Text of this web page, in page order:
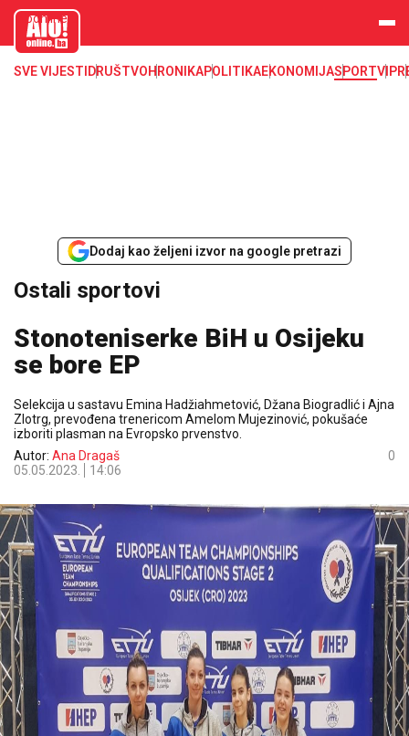
aloonline.b
SVE VIJESTI DRUŠTVOHRONIKAPOLITIKAEKONOMIJASPORTVIP
Dodaj kao željeni izvor na google pretrazi
Ostali sportovi
Stonoteniserke BiH u Osijeku
se bore EP
Selekcija u sastavu Emina Hadžiahmetović, Džana Biogradlić i Ajna
Zlotrg, prevođena trenericom Amelom Mujezinović, pokušaće
izboriti plasman na Evropsko prvenstvo.
Autor: Ana Dragaš
05.05.2023.
14:06
0